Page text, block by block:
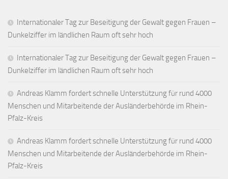
Internationaler Tag zur Beseitigung der Gewalt gegen Frauen –
Dunkelziffer im ländlichen Raum oft sehr hoch
Internationaler Tag zur Beseitigung der Gewalt gegen Frauen –
Dunkelziffer im ländlichen Raum oft sehr hoch
Andreas Klamm fordert schnelle Unterstützung für rund 4000
Menschen und Mitarbeitende der Ausländerbehörde im Rhein-
Pfalz-Kreis
Andreas Klamm fordert schnelle Unterstützung für rund 4000
Menschen und Mitarbeitende der Ausländerbehörde im Rhein-
Pfalz-Kreis